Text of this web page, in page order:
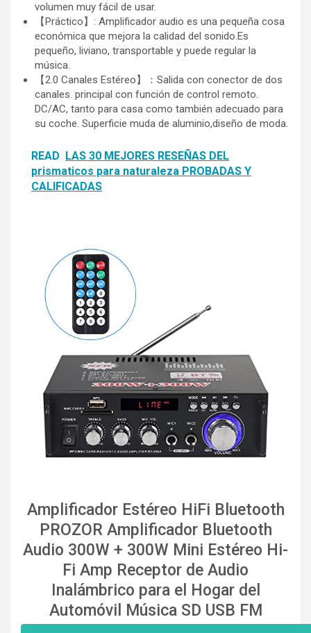
volumen muy fácil de usar.
【Práctico】: Amplificador audio es una pequeña cosa
económica que mejora la calidad del sonido.Es
pequeño, liviano, transportable y puede regular la
música.
【2.0 Canales Estéreo】：Salida con conector de dos
canales. principal con función de control remoto.
DC/AC, tanto para casa como también adecuado para
su coche. Superficie muda de aluminio,diseño de moda.
READ
LAS 30 MEJORES RESEÑAS DEL
prismaticos para naturaleza PROBADAS Y
CALIFICADAS
Amplificador Estéreo HiFi Bluetooth
PROZOR Amplificador Bluetooth
Audio 300W + 300W Mini Estéreo Hi-
Fi Amp Receptor de Audio
Inalámbrico para el Hogar del
Automóvil Música SD USB FM